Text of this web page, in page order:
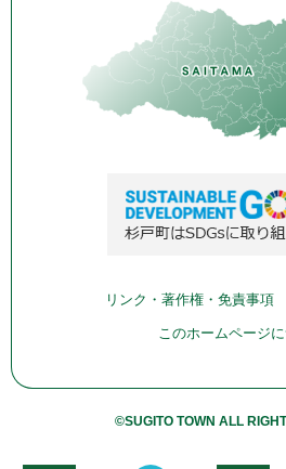
リンク・著作権・免責事項
このホームページ
©SUGITO TOWN ALL